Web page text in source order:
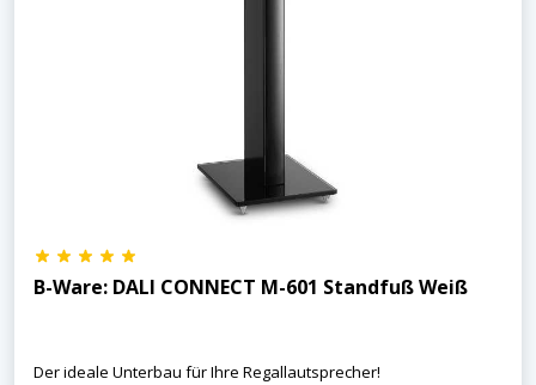
B-Ware: DALI CONNECT M-601 Standfuß Weiß
Der ideale Unterbau für Ihre Regallautsprecher!